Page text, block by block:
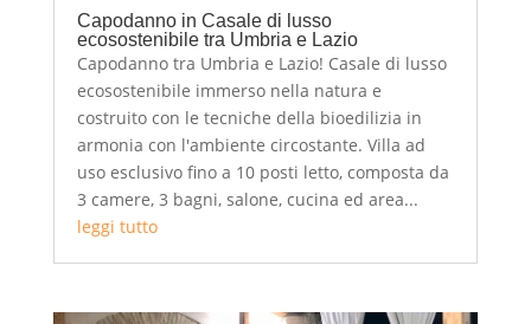
Capodanno in Casale di lusso
ecosostenibile tra Umbria e Lazio
Capodanno tra Umbria e Lazio! Casale di lusso
ecosostenibile immerso nella natura e
costruito con le tecniche della bioedilizia in
armonia con l'ambiente circostante. Villa ad
uso esclusivo fino a 10 posti letto, composta da
3 camere, 3 bagni, salone, cucina ed area...
leggi tutto